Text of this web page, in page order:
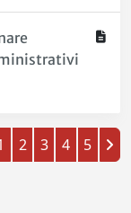
2 3 4 5